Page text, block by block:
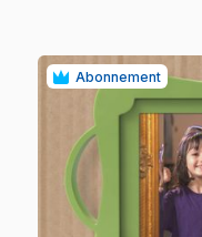
Abonnement